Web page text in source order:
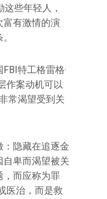
些年轻人，
富有激情的演
特工格雷格·
作案动机可以
常渴望受到关
隐藏在追逐金
卑而渴望被关
，而应称为罪
医治，而是救